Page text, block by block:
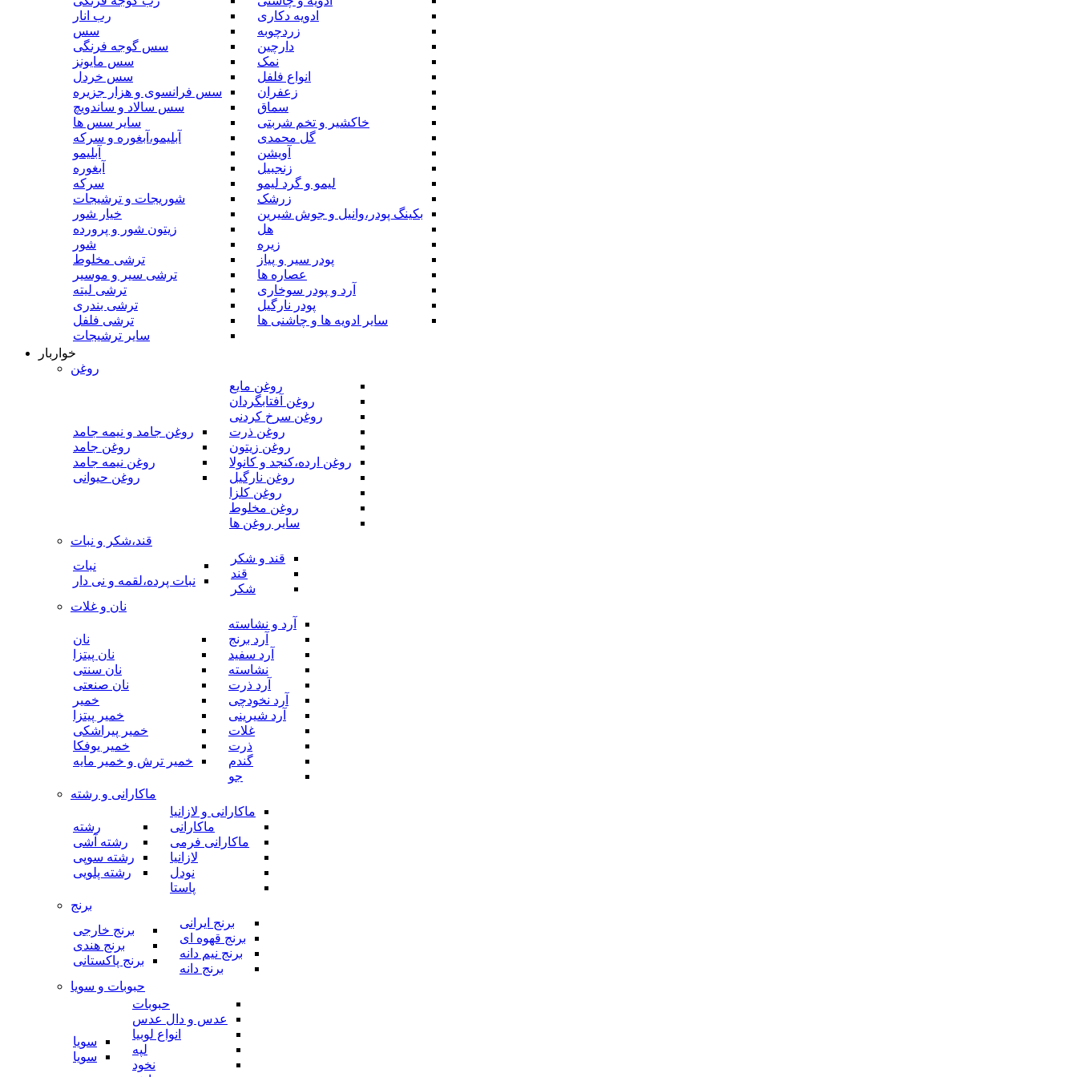
ادویه دکاری
زردچوبه
دارچین
نمک
انواع فلفل
زعفران
سماق
خاکشیر و تخم شربتی
گل محمدی
آویشن
زنجبیل
لیمو و گرد لیمو
زرشک
بکینگ پودر،وانیل و جوش شیرین
هل
زیره
پودر سیر و پیاز
عصاره ها
آرد و پودر سوخاری
پودر نارگیل
سایر ادویه ها و چاشنی ها
رب انار
سس
سس گوجه فرنگی
سس مایونز
سس خردل
سس فرانسوی و هزار جزیره
سس سالاد و ساندویچ
سایر سس ها
آبلیمو،آبغوره و سرکه
آبلیمو
آبغوره
سرکه
شوریجات و ترشیجات
خیار شور
زیتون شور و پرورده
شور
ترشی مخلوط
ترشی سیر و موسیر
ترشی لیته
ترشی بندری
ترشی فلفل
سایر ترشیجات
خواربار
روغن
روغن مایع
روغن آفتابگردان
روغن سرخ کردنی
روغن ذرت
روغن زیتون
روغن ارده،کنجد و کانولا
روغن نارگیل
روغن کلزا
روغن مخلوط
سایر روغن ها
روغن جامد و نیمه جامد
روغن جامد
روغن نیمه جامد
روغن حیوانی
قند،شکر و نبات
قند و شکر
قند
شکر
نبات
نبات پرده،لقمه و نی دار
نان و غلات
آرد و نشاسته
آرد برنج
آرد سفید
نشاسته
آرد ذرت
آرد نخودچی
آرد شیرینی
غلات
ذرت
گندم
جو
نان
نان پیتزا
نان سنتی
نان صنعتی
خمیر
خمیر پیتزا
خمیر پیراشکی
خمیر یوفکا
خمیر ترش و خمیر مایه
ماکارانی و رشته
ماکارانی و لازانیا
ماکارانی
ماکارانی فرمی
لازانیا
نودل
پاستا
رشته
رشته آشی
رشته سوپی
رشته پلویی
برنج
برنج ایرانی
برنج قهوه ای
برنج نیم دانه
برنج دانه
برنج خارجی
برنج هندی
برنج پاکستانی
حبوبات و سویا
حبوبات
عدس و دال عدس
انواع لوبیا
لپه
نخود
سویا
سویا